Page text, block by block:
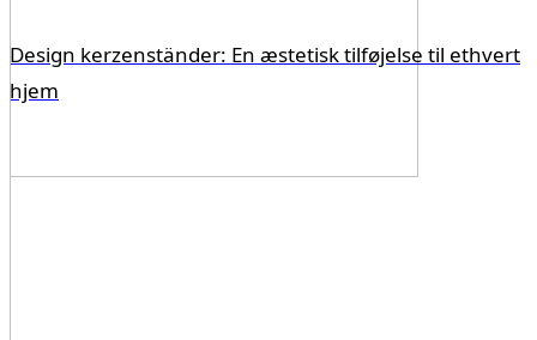
Design kerzenständer: En æstetisk tilføjelse til ethvert
hjem